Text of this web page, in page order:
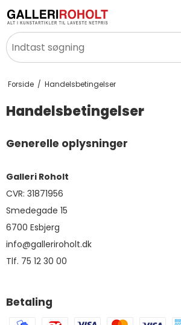
Forside / Handelsbetingelser
Handelsbetingelser
Generelle oplysninger
Galleri Roholt
CVR: 31871956
Smedegade 15
6700 Esbjerg
info@galleriroholt.dk
Tlf. 75 12 30 00
Betaling